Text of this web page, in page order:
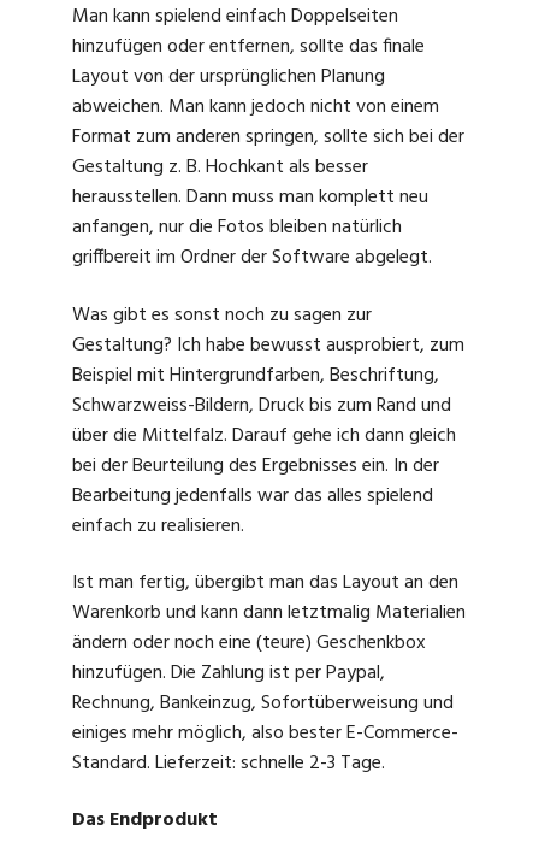
Man kann spielend einfach Doppelseiten
hinzufügen oder entfernen, sollte das finale
Layout von der ursprünglichen Planung
abweichen. Man kann jedoch nicht von einem
Format zum anderen springen, sollte sich bei der
Gestaltung z. B. Hochkant als besser
herausstellen. Dann muss man komplett neu
anfangen, nur die Fotos bleiben natürlich
griffbereit im Ordner der Software abgelegt.
Was gibt es sonst noch zu sagen zur
Gestaltung? Ich habe bewusst ausprobiert, zum
Beispiel mit Hintergrundfarben, Beschriftung,
Schwarzweiss-Bildern, Druck bis zum Rand und
über die Mittelfalz. Darauf gehe ich dann gleich
bei der Beurteilung des Ergebnisses ein. In der
Bearbeitung jedenfalls war das alles spielend
einfach zu realisieren.
Ist man fertig, übergibt man das Layout an den
Warenkorb und kann dann letztmalig Materialien
ändern oder noch eine (teure) Geschenkbox
hinzufügen. Die Zahlung ist per Paypal,
Rechnung, Bankeinzug, Sofortüberweisung und
einiges mehr möglich, also bester E-Commerce-
Standard. Lieferzeit: schnelle 2-3 Tage.
Das Endprodukt